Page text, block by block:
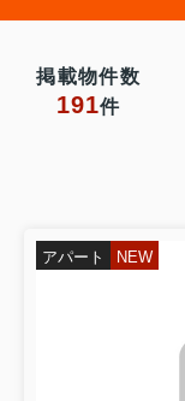
掲載物件数
191件
アパート NEW